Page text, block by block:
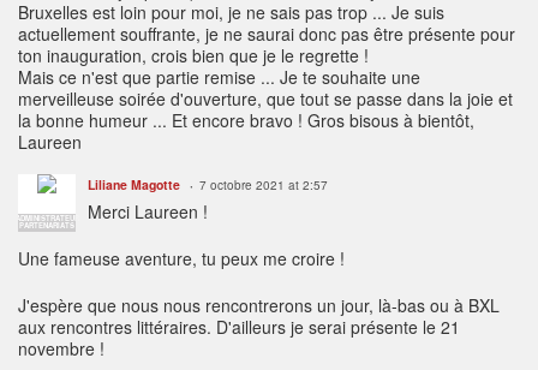
Bruxelles est loin pour moi, je ne sais pas trop ... Je suis
actuellement souffrante, je ne saurai donc pas être présente pour
ton inauguration, crois bien que je le regrette !
Mais ce n'est que partie remise ... Je te souhaite une
merveilleuse soirée d'ouverture, que tout se passe dans la joie et
la bonne humeur ... Et encore bravo ! Gros bisous à bientôt,
Laureen
ADMINISTRATEUR
PARTENARIATS
Liliane Magotte 7 octobre 2021 at 2:57
Merci Laureen !
Une fameuse aventure, tu peux me croire !
J'espère que nous nous rencontrerons un jour, là-bas ou à BXL
aux rencontres littéraires. D'ailleurs je serai présente le 21
novembre !